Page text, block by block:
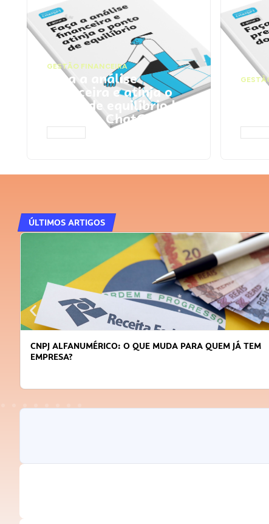
GESTÃO FINANCEIRA
Faça a análise
financeira e atinja o
ponto de equilíbrio |
Prompts ChatGPT
ÚLTIMOS ARTIGOS
O QUE MUDA PARA QUEM JÁ TEM
DICAS